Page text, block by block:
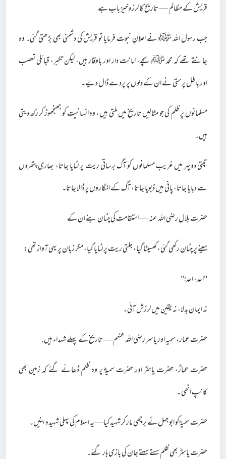
قریش کے مظالم — تاریخ کا لرزہ خیز باب ہے
جب رسول اللہ ﷺ نے اعلانِ نبوت فرمایا تو قریش کی دشمنی بھی بڑھتی گئی۔ وہ
جانتے تھے کہ محمد ﷺ سچے، امانت دار اور باوقار ہیں، لیکن تکبر، قبائلی تعصب
اور باطل پرستی نے ان کے دلوں پر پردے ڈال دیے۔
مسلمانوں پر ظلم کی جو مثالیں تاریخ میں ملتی ہیں، وہ انسانیت کو جھنجھوڑ کر رکھ دیتی
ہیں۔
تپتی دوپہر میں غریب مسلمانوں کو آگ برساتی ریت پر لٹایا جاتا، بھاری پتھروں
سے دبایا جاتا، پانی میں ڈبویا جاتا، آگ کے انگاروں پر ڈالا جاتا۔
حضرت بلال رضی اللہ عنہ — استقامت کی چٹان بنے ان کے
سینے پر چٹان رکھی گئی، گھسیٹا گیا، جلتی ریت پر لٹایا گیا، مگر زبان پر یہی آواز تھی:
"احد، احد!"
نہ ایمان بدلا، نہ یقین میں لرزش آئی۔
حضرت عمار، سمیہ اور یاسر رضی اللہ عنہم — تاریخ کے پہلے شہداء ہیں.
حضرت عمارؓ، حضرت یاسرؓ اور حضرت سمیہؓ پر وہ ظلم ڈھائے گئے کہ زمین بھی
کانپ اٹھی ۔
حضرت سمیہؓ کو ابو جہل نے برچھی مار کر شہید کیا—یہ اسلام کی پہلی شہیدہ بنیں۔
حضرت یاسرؓ بھی ظلم سہتے سہتے جان کی بازی ہار گئے۔